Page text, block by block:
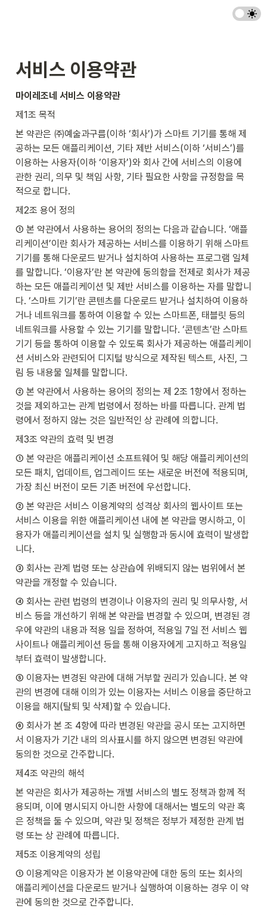
서비스 이용약관
마이레조네 서비스 이용약관
제1조 목적
본 약관은 ㈜예술과구름(이하 ‘회사’)가 스마트 기기를 통해 제
공하는 모든 애플리케이션, 기타 제반 서비스(이하 ‘서비스’)를
이용하는 사용자(이하 ‘이용자’)와 회사 간에 서비스의 이용에
관한 권리, 의무 및 책임 사항, 기타 필요한 사항을 규정함을 목
적으로 합니다.
제2조 용어 정의
① 본 약관에서 사용하는 용어의 정의는 다음과 같습니다. ‘애플
리케이션’이란 회사가 제공하는 서비스를 이용하기 위해 스마트
기기를 통해 다운로드 받거나 설치하여 사용하는 프로그램 일체
를 말합니다. ‘이용자’란 본 약관에 동의함을 전제로 회사가 제공
하는 모든 애플리케이션 및 제반 서비스를 이용하는 자를 말합니
다. ‘스마트 기기’란 콘텐츠를 다운로드 받거나 설치하여 이용하
거나 네트워크를 통하여 이용할 수 있는 스마트폰, 태블릿 등의
네트워크를 사용할 수 있는 기기를 말합니다. ‘콘텐츠’란 스마트
기기 등을 통하여 이용할 수 있도록 회사가 제공하는 애플리케이
션 서비스와 관련되어 디지털 방식으로 제작된 텍스트, 사진, 그
림 등 내용물 일체를 말합니다.
② 본 약관에서 사용하는 용어의 정의는 제 2조 1항에서 정하는
것을 제외하고는 관계 법령에서 정하는 바를 따릅니다. 관계 법
령에서 정하지 않는 것은 일반적인 상 관례에 의합니다.
제3조 약관의 효력 및 변경
① 본 약관은 애플리케이션 소프트웨어 및 해당 애플리케이션의
모든 패치, 업데이트, 업그레이드 또는 새로운 버전에 적용되며,
가장 최신 버전이 모든 기존 버전에 우선합니다.
② 본 약관은 서비스 이용계약의 성격상 회사의 웹사이트 또는
서비스 이용을 위한 애플리케이션 내에 본 약관을 명시하고, 이
용자가 애플리케이션을 설치 및 실행함과 동시에 효력이 발생합
니다.
③ 회사는 관계 법령 또는 상관습에 위배되지 않는 범위에서 본
약관을 개정할 수 있습니다.
④ 회사는 관련 법령의 변경이나 이용자의 권리 및 의무사항, 서
비스 등을 개선하기 위해 본 약관을 변경할 수 있으며, 변경된 경
우에 약관의 내용과 적용 일을 정하여, 적용일 7일 전 서비스 웹
사이트나 애플리케이션 등을 통해 이용자에게 고지하고 적용일
부터 효력이 발생합니다.
⑤ 이용자는 변경된 약관에 대해 거부할 권리가 있습니다. 본 약
관의 변경에 대해 이의가 있는 이용자는 서비스 이용을 중단하고
이용을 해지(탈퇴 및 삭제)할 수 있습니다.
⑥ 회사가 본 조 4항에 따라 변경된 약관을 공시 또는 고지하면
서 이용자가 기간 내의 의사표시를 하지 않으면 변경된 약관에
동의한 것으로 간주합니다.
제4조 약관의 해석
본 약관은 회사가 제공하는 개별 서비스의 별도 정책과 함께 적
용되며, 이에 명시되지 아니한 사항에 대해서는 별도의 약관 혹
은 정책을 둘 수 있으며, 약관 및 정책은 정부가 제정한 관계 법
령 또는 상 관례에 따릅니다.
제5조 이용계약의 성립
① 이용계약은 이용자가 본 이용약관에 대한 동의 또는 회사의
애플리케이션을 다운로드 받거나 실행하여 이용하는 경우 이 약
관에 동의한 것으로 간주합니다.